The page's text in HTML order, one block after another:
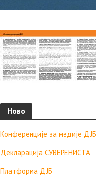
Ново
Конференције за медије ДЈБ
Декларација СУВЕРЕНИСТА
Платформа ДЈБ